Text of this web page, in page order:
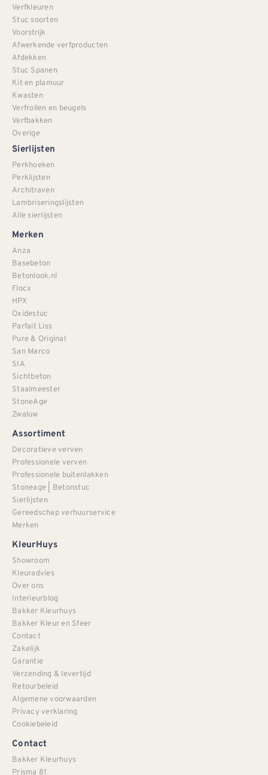
Verfkleuren
Stuc soorten
Voorstrijk
Afwerkende verfproducten
Afdekken
Stuc Spanen
Kit en plamuur
Kwasten
Verfrollen en beugels
Verfbakken
Overige
Sierlijsten
Perkhoeken
Perklijsten
Architraven
Lambriseringslijsten
Alle sierlijsten
Merken
Anza
Basebeton
Betonlook.nl
Flocx
HPX
Oxidestuc
Parfait Liss
Pure & Original
San Marco
SIA
Sichtbeton
Staalmeester
StoneAge
Zwaluw
Assortiment
Decoratieve verven
Professionele verven
Professionele buitenlakken
Stoneage | Betonstuc
Sierlijsten
Gereedschap verhuurservice
Merken
KleurHuys
Showroom
Kleuradvies
Over ons
Interieurblog
Bakker Kleurhuys
Bakker Kleur en Sfeer
Contact
Zakelijk
Garantie
Verzending & levertijd
Retourbeleid
Algemene voorwaarden
Privacy verklaring
Cookiebeleid
Contact
Bakker Kleurhuys
Prisma 81